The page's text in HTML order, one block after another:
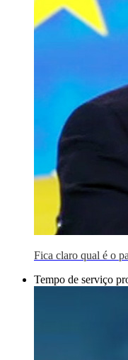
Fica claro qual é o
Tempo de serviço